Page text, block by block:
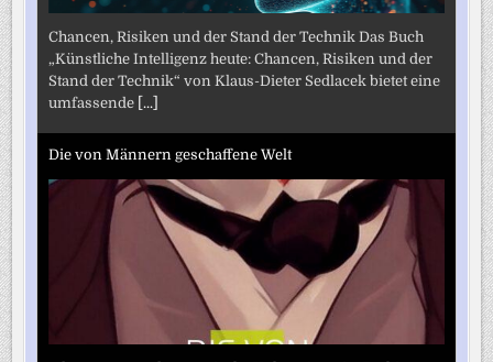
Chancen, Risiken und der Stand der Technik Das Buch
„Künstliche Intelligenz heute: Chancen, Risiken und der
Stand der Technik“ von Klaus-Dieter Sedlacek bietet eine
umfassende [...]
Die von Männern geschaffene Welt